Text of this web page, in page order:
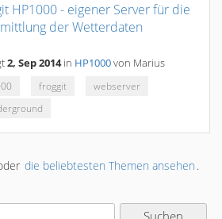
HP1000 - eigener Server für die
der Wetterdaten
2, Sep 2014 in HP1000von Marius
froggit
webserver
die beliebtesten Themen ansehen .